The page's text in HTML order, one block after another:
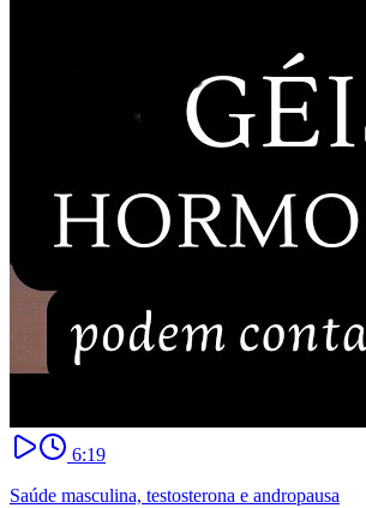
6:19
Saúde masculina, testosterona e andropausa